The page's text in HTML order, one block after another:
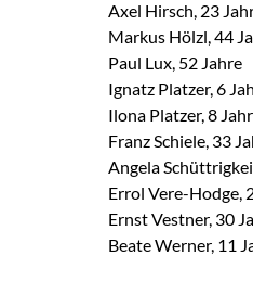
Axel Hirsch, 23
Markus Hölzl, 44
Paul Lux, 52 Jahre
Ignatz Platzer, 6
Ilona Platzer, 8
Franz Schiele, 33
Angela
Errol Vere-Hodge,
Ernst Vestner, 30
Beate Werner, 11